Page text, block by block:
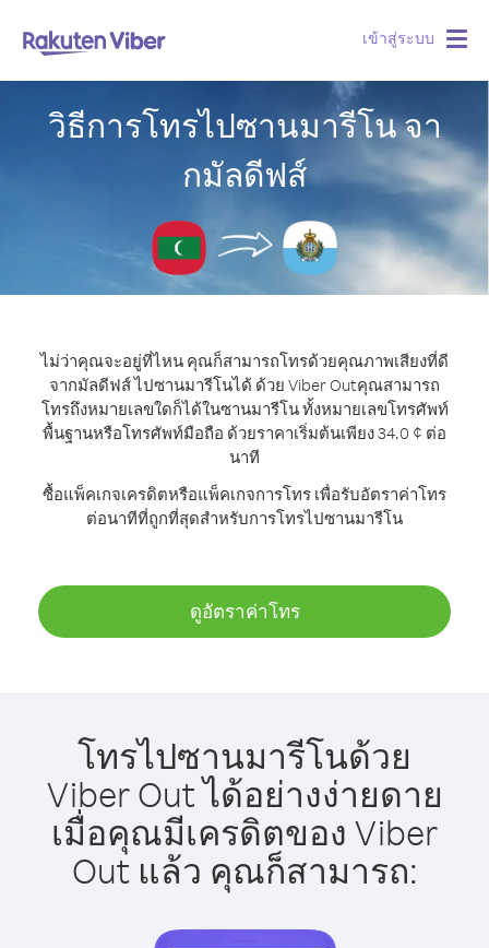
เข้าสู่ระบบ
วิธีการโทรไปซานมารีโน จา
กมัลดีฟส์
ไม่ว่าคุณจะอยู่ที่ไหน คุณก็สามารถโทรด้วยคุณภาพเสียงที่ดี
จากมัลดีฟส์ ไปซานมารีโนได้ ด้วย Viber Outคุณสามารถ
โทรถึงหมายเลขใดก็ได้ในซานมารีโน ทั้งหมายเลขโทรศัพท์
พื้นฐานหรือโทรศัพท์มือถือ ด้วยราคาเริ่มต้นเพียง 34.0 ¢ ต่อ
นาที
ซื้อแพ็คเกจเครดิตหรือแพ็คเกจการโทร เพื่อรับอัตราค่าโทร
ต่อนาทีที่ถูกที่สุดสำหรับการโทรไปซานมารีโน
ดูอัตราค่าโทร
โทรไปซานมารีโนด้วย
Viber Out ได้อย่างง่ายดาย
เมื่อคุณมีเครดิตของ Viber
Out แล้ว คุณก็สามารถ: